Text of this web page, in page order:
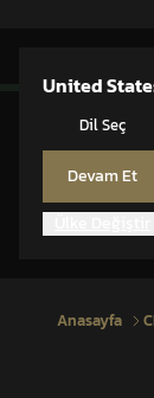
United
Dil Seç
Devam Et
DONANIM
Anasayfa